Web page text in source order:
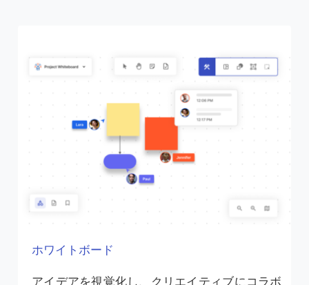
ホワイトボード
アイデアを視覚化し、クリエイティブにコラボ